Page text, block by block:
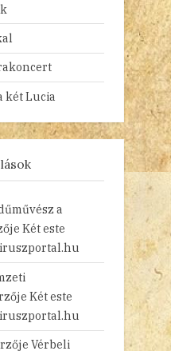
két Lucia
a
Két este
Két este
Vérbeli